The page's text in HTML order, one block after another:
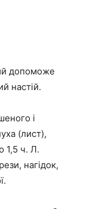
допоможе
настій.
і
(лист),
1,5 ч. Л.
нагідок,